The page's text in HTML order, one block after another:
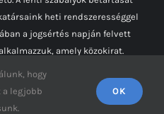
heti rendszerességgel
a jogsértés napján felvett
amely közokirat.
InstagramYouTube
hogy
a legjobb
OK